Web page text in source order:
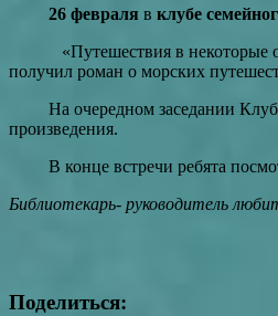
26 февраля в клубе
«Путешествия в некоторые
получил роман о морских
На очередном заседании Клуба
произведения.
В конце встречи ребята
Библиотекарь- руководитель
Поделиться: